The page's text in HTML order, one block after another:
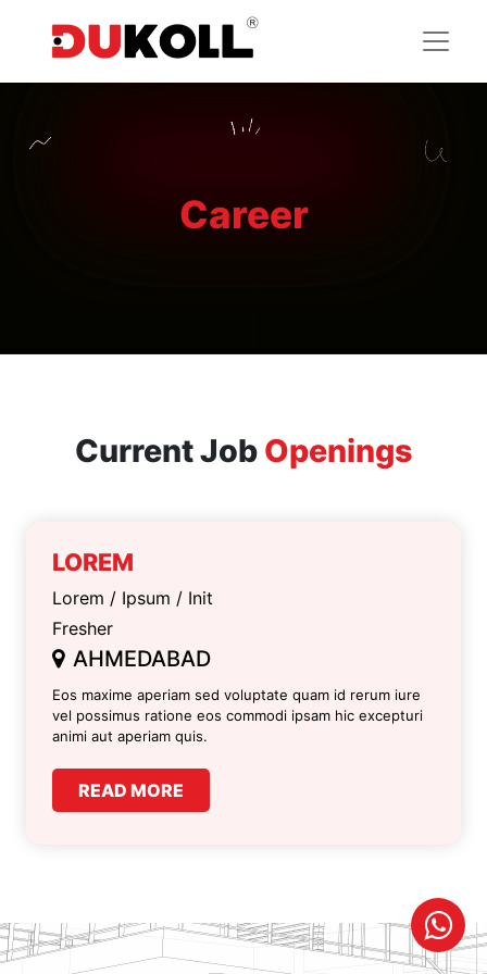
Career
Current Job Openings
LOREM
Lorem / Ipsum / Init
Fresher
AHMEDABAD
Eos maxime aperiam sed voluptate quam id rerum iure
vel possimus ratione eos commodi ipsam hic excepturi
animi aut aperiam quis.
READ MORE